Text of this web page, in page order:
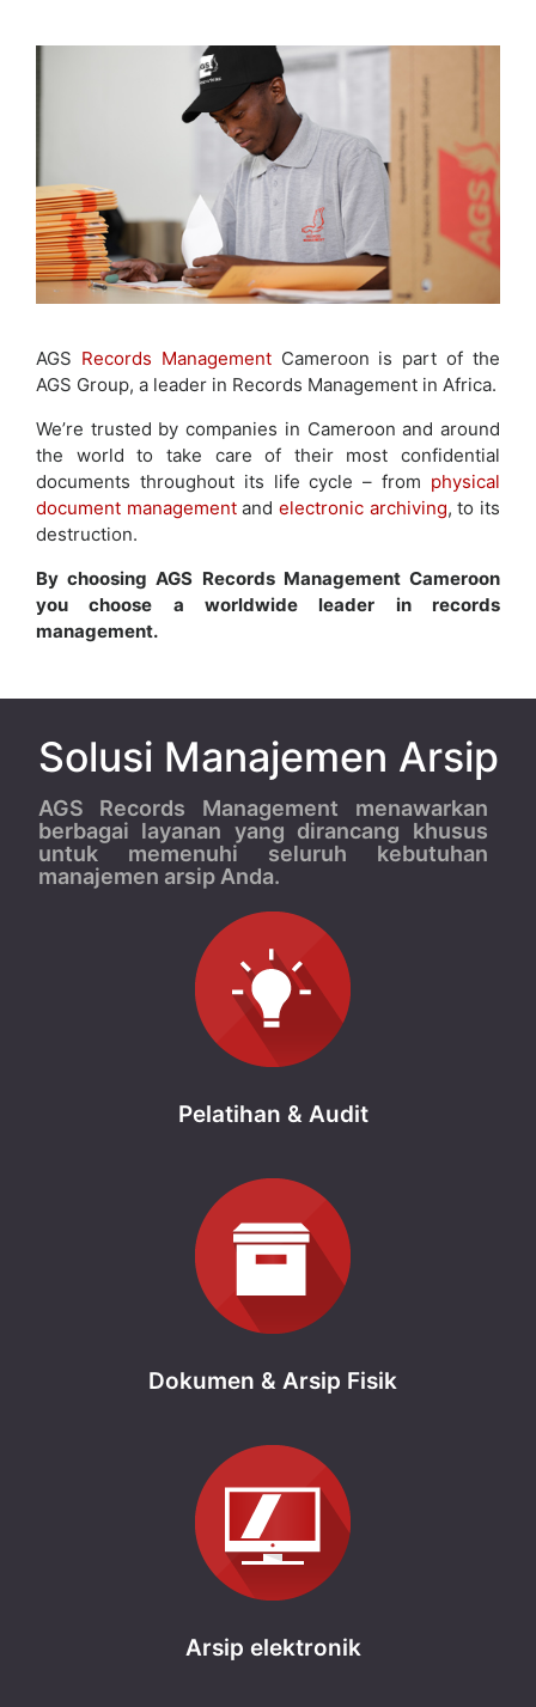
AGS Records ManagementCameroon is part of the
AGS Group, a leader in Records Management in Africa.
We’re trusted by companies in Cameroon and around
the world to take care of their most confidential
documents throughout its life cycle – from physical
document managementandelectronic archiving, to its
destruction.
By choosing AGS Records Management Cameroon
you choose a worldwide leader in records
management.
Solusi Manajemen Arsip
AGS Records Management menawarkan
berbagai layanan yang dirancang khusus
untuk memenuhi seluruh kebutuhan
manajemen arsip Anda.
Pelatihan & Audit
Dokumen & Arsip Fisik
Arsip elektronik